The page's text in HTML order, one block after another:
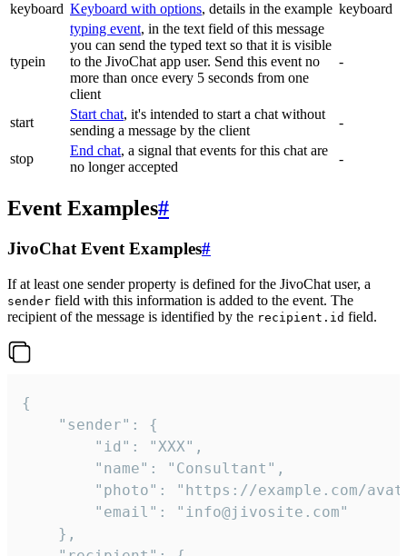
keyboard Keyboard with options, details in the example keyboard
typein
typing event, in the text field of this message
you can send the typed text so that it is visible
to the JivoChat app user. Send this event no
more than once every 5 seconds from one
client
-
start
Start chat, it's intended to start a chat without
sending a message by the client
-
stop
End chat, a signal that events for this chat are
no longer accepted
-
Event Examples#
JivoChat Event Examples#
If at least one sender property is defined for the JivoChat user, a
sender field with this information is added to the event. The
recipient of the message is identified by the recipient.id field.
{